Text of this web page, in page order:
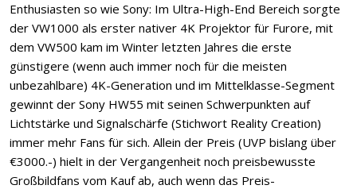
Enthusiasten so wie Sony: Im Ultra-High-End Bereich sorgte
der VW1000 als erster nativer 4K Projektor für Furore, mit
dem VW500 kam im Winter letzten Jahres die erste
günstigere (wenn auch immer noch für die meisten
unbezahlbare) 4K-Generation und im Mittelklasse-Segment
gewinnt der Sony HW55 mit seinen Schwerpunkten auf
Lichtstärke und Signalschärfe (Stichwort Reality Creation)
immer mehr Fans für sich. Allein der Preis (UVP bislang über
€3000.-) hielt in der Vergangenheit noch preisbewusste
Großbildfans vom Kauf ab, auch wenn das Preis-